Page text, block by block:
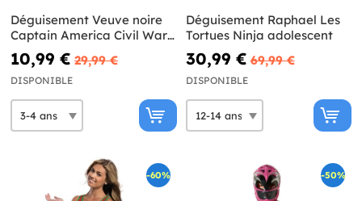
Déguisement Veuve noire
Captain America Civil War
fille
10,99 € 29,99 €
DISPONIBLE
Déguisement Raphael Les
Tortues Ninja adolescent
30,99 € 69,99 €
DISPONIBLE
-60% -50%